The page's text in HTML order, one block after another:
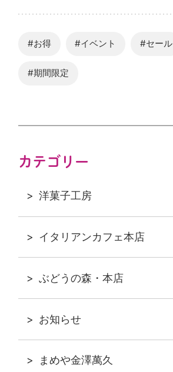
#お得 #イベント #セール
#期間限定
カテゴリー
洋菓子工房
イタリアンカフェ本店
ぶどうの森・本店
お知らせ
まめや金澤萬久